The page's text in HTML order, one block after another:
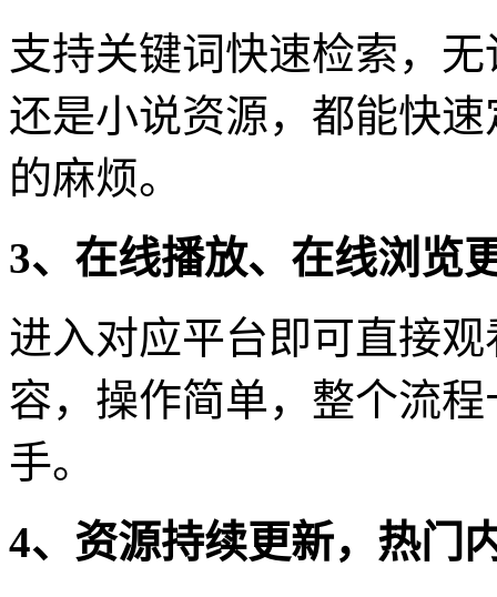
支持关键词快速检索，
还是小说资源，都能快
的麻烦。
3、在线播放、在线浏览
进入对应平台即可直接
容，操作简单，整个流
手。
4、资源持续更新，热门